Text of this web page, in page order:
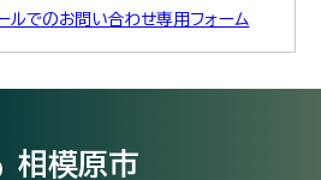
ルでのお問い合わせ専用フォーム
相模原市